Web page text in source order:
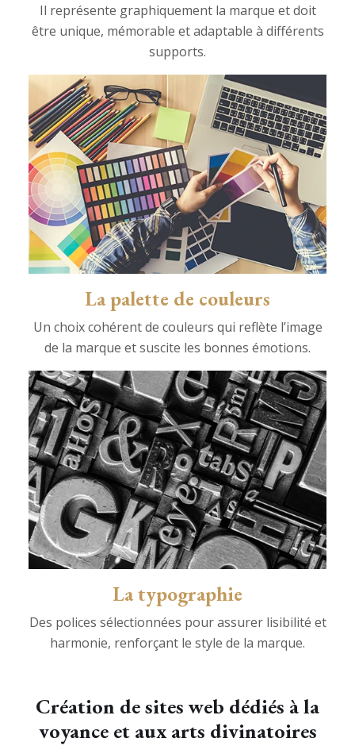
Il représente graphiquement la marque et doit
être unique, mémorable et adaptable à différents
supports.
La palette de couleurs
Un choix cohérent de couleurs qui reflète l’image
de la marque et suscite les bonnes émotions.
La typographie
Des polices sélectionnées pour assurer lisibilité et
harmonie, renforçant le style de la marque.
Création de sites web dédiés à la
voyance et aux arts divinatoires